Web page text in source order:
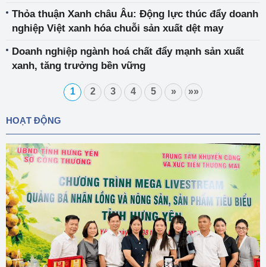
Thỏa thuận Xanh châu Âu: Động lực thúc đẩy doanh
nghiệp Việt xanh hóa chuỗi sản xuất dệt may
Doanh nghiệp ngành hoá chất đẩy mạnh sản xuất
xanh, tăng trưởng bền vững
1 2 3 4 5 » »»
HOẠT ĐỘNG